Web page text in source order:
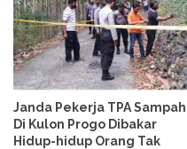
Janda Pekerja TPA Sampah
Di Kulon Progo Dibakar
Hidup-hidup Orang Tak